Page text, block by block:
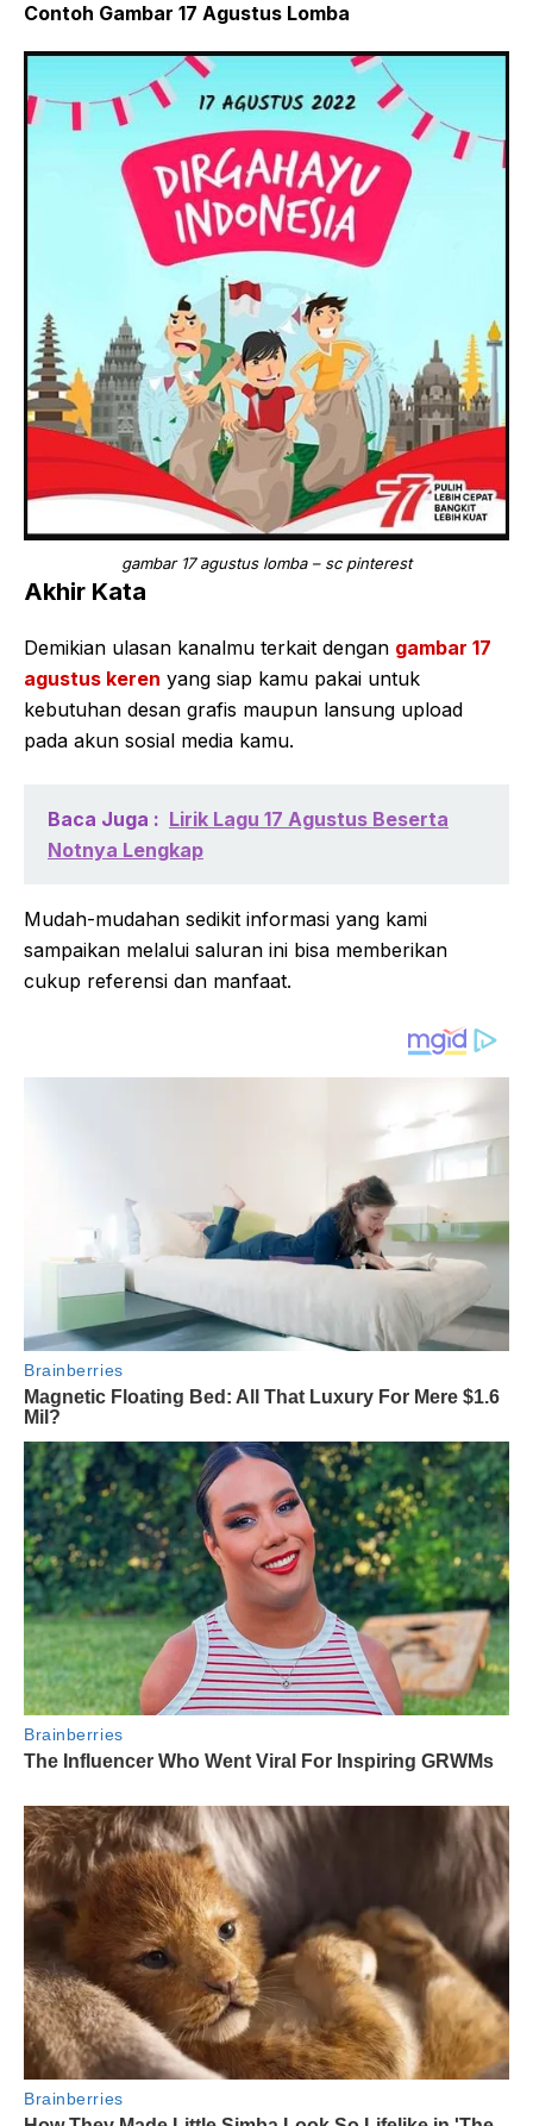
Contoh Gambar 17 Agustus Lomba
gambar 17 agustus lomba – sc pinterest
Akhir Kata
Demikian ulasan kanalmu terkait dengan gambar 17
agustus keren yang siap kamu pakai untuk
kebutuhan desan grafis maupun lansung upload
pada akun sosial media kamu.
Baca Juga : Lirik Lagu 17 Agustus Beserta
Notnya Lengkap
Mudah-mudahan sedikit informasi yang kami
sampaikan melalui saluran ini bisa memberikan
cukup referensi dan manfaat.